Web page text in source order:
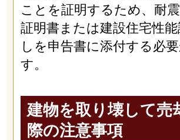
ことを証明するため、耐
証明書または建設住宅性
しを申告書に添付する必
す。
建物を取り壊して売
際の注意事項